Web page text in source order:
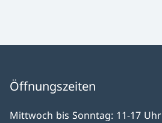
Öffnungszeiten
Mittwoch bis Sonntag: 11-17 Uhr